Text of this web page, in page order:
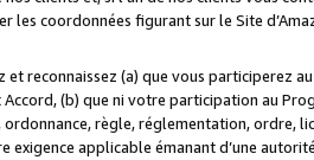
les coordonnées figurant sur le Site
et reconnaissez (a) que vous participerez
(b) que ni votre participation au
règle, réglementation, ordre,
exigence applicable émanant d’une